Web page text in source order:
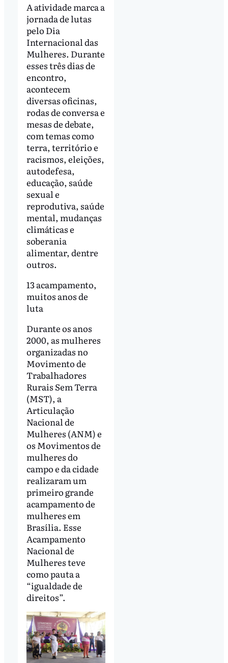
A atividade marca a
jornada de lutas
pelo Dia
Internacional das
Mulheres. Durante
esses três dias de
encontro,
acontecem
diversas oficinas,
rodas de conversa e
mesas de debate,
com temas como
terra, território e
racismos, eleições,
autodefesa,
educação, saúde
sexual e
reprodutiva, saúde
mental, mudanças
climáticas e
soberania
alimentar, dentre
outros.
13 acampamento,
muitos anos de
luta
Durante os anos
2000, as mulheres
organizadas no
Movimento de
Trabalhadores
Rurais Sem Terra
(MST), a
Articulação
Nacional de
Mulheres (ANM) e
os Movimentos de
mulheres do
campo e da cidade
realizaram um
primeiro grande
acampamento de
mulheres em
Brasília. Esse
Acampamento
Nacional de
Mulheres teve
como pauta a
“igualdade de
direitos”.